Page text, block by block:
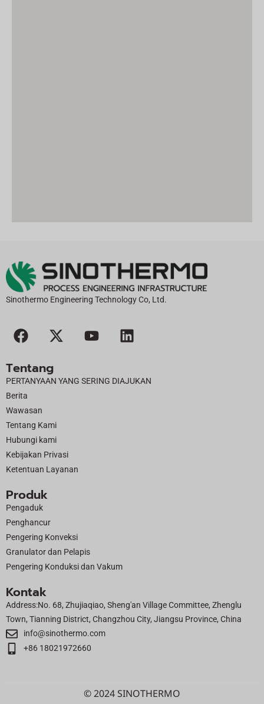
Sinothermo Engineering Technology Co, Ltd.
F
a
e
b
o
o
k
X
-
i
t
e
r
Y
o
u
L
i
e
Tentang
PERTANYAAN YANG SERING DIAJUKAN
Berita
Wawasan
Tentang Kami
Hubungi kami
Kebijakan Privasi
Ketentuan Layanan
Produk
Pengaduk
Penghancur
Pengering Konveksi
Granulator dan Pelapis
Pengering Konduksi dan Vakum
Kontak
Address:No. 68, Zhujiaqiao, Sheng'an Village Committee, Zhenglu
Town, Tianning District, Changzhou City, Jiangsu Province, China
info@sinothermo.com
+86 18021972660
© 2024 SINOTHERMO